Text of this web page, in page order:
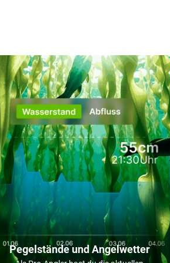
Pegelstände und Angelwetter